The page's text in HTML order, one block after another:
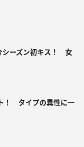
シーズン初キス！ 女
！ タイプの異性に一